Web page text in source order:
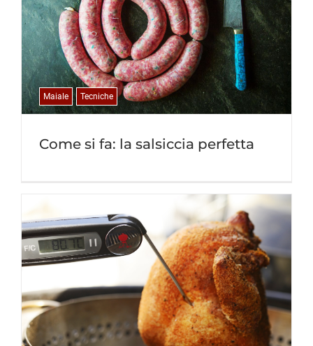
Come si fa: la salsiccia perfetta
Maiale Tecniche